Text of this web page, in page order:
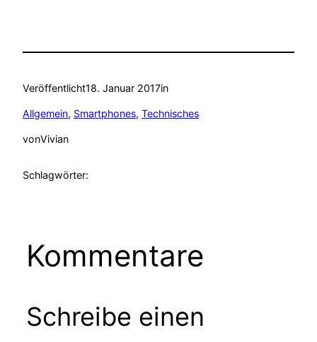
Veröffentlicht18. Januar 2017in
Allgemein, Smartphones, Technisches
vonVivian
Schlagwörter:
Kommentare
Schreibe einen